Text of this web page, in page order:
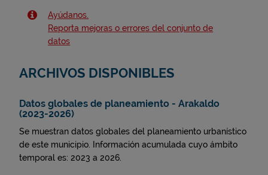
Ayúdanos.
Reporta mejoras o errores del conjunto de
datos
ARCHIVOS DISPONIBLES
Datos globales de planeamiento - Arakaldo
(2023-2026)
Se muestran datos globales del planeamiento urbanístico
de este municipio. Información acumulada cuyo ámbito
temporal es: 2023 a 2026.